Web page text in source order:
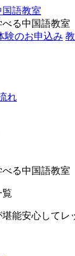
る中国語教室
験のお申込み
れ
る中国語教室
覧
堪能安心してレ